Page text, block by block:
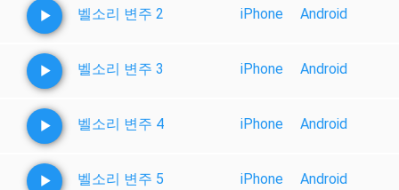
벨소리 변주 2 iPhone Android
벨소리 변주 3 iPhone Android
벨소리 변주 4 iPhone Android
벨소리 변주 5 iPhone Android